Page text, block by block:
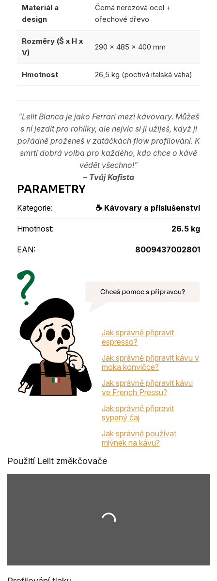
Materiál a
design
Černá nerezová ocel +
ořechové dřevo
Rozměry (Š x H x
V)
290 x 485 x 400 mm
Hmotnost 26,5 kg (poctivá italská váha)
"Lelit Bianca je jako Ferrari mezi kávovary. Můžeš
s ní jezdit pro rohlíky, ale nejvíc si ji užiješ, když ji
pořádně proženeš v zatáčkách flow profilování. K
smrti dobrá volba pro každého, kdo chce o kávě
vědět všechno!"
– Tvůj Kafista
Kategorie: ☕ Kávovary a příslušenství
Hmotnost: 26.5 kg
EAN: 8009437002801
Jak správně připravit
espresso?
Jak správně připravit kávu v
moka konvičce?
Jak správně připravit kávu
ve French Pressu?
Jak správně připravit
sypaný čaj
Jak správně používat
mlýnek na kávu?
Použití Lelit změkčovače